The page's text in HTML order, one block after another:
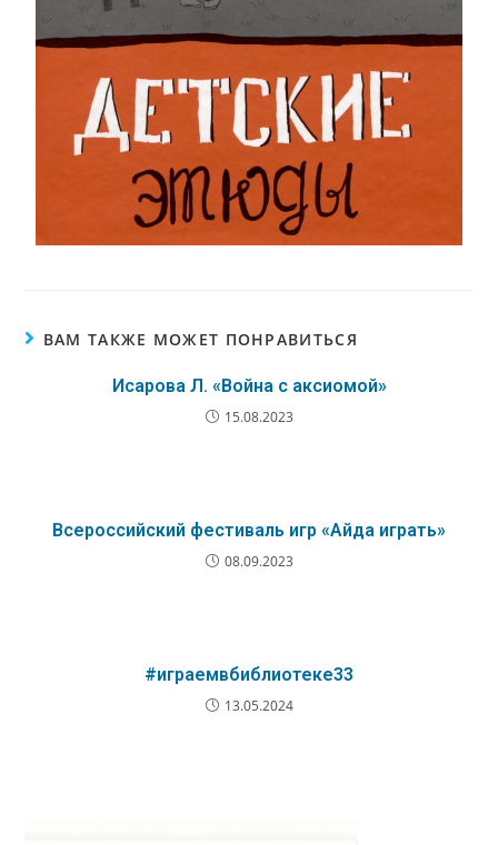
ВАМ ТАКЖЕ МОЖЕТ ПОНРАВИТЬСЯ
Исарова Л. «Война с аксиомой»
15.08.2023
Всероссийский фестиваль игр «Айда играть»
08.09.2023
#играемвбиблиотеке33
13.05.2024